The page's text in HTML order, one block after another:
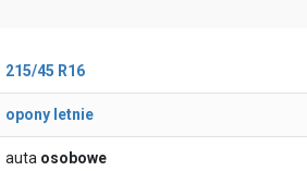
215/45 R16
opony letnie
auta osobowe